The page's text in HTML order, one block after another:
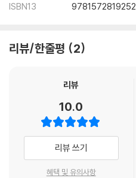
ISBN13
9781572819252
리뷰/한줄평 2
리뷰
10.0
리뷰 쓰기
혜택 및 유의사항